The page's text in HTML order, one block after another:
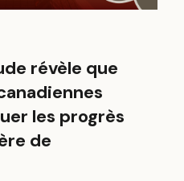
révèle que
les progrès
de